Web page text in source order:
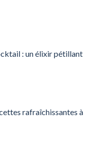
: un élixir pétillant
rafraîchissantes à